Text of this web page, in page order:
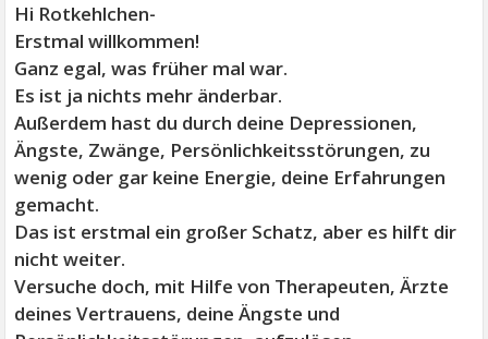
Hi Rotkehlchen-
Erstmal willkommen!
Ganz egal, was früher mal war.
Es ist ja nichts mehr änderbar.
Außerdem hast du durch deine Depressionen,
Ängste, Zwänge, Persönlichkeitsstörungen, zu
wenig oder gar keine Energie, deine Erfahrungen
gemacht.
Das ist erstmal ein großer Schatz, aber es hilft dir
nicht weiter.
Versuche doch, mit Hilfe von Therapeuten, Ärzte
deines Vertrauens, deine Ängste und